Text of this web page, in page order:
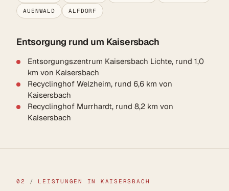
AUENWALD ALFDORF
Entsorgung rund um Kaisersbach
Entsorgungszentrum Kaisersbach Lichte, rund 1,0
km von Kaisersbach
Recyclinghof Welzheim, rund 6,6 km von
Kaisersbach
Recyclinghof Murrhardt, rund 8,2 km von
Kaisersbach
02 / LEISTUNGEN IN KAISERSBACH